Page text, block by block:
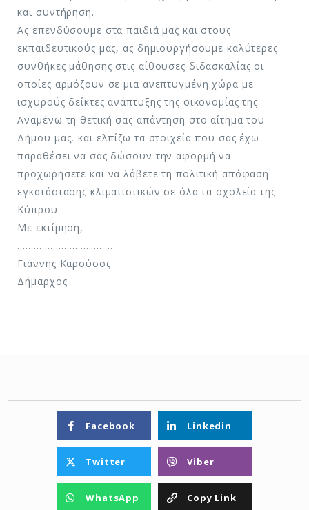
και συντήρηση.
Ας επενδύσουμε στα παιδιά μας και στους
εκπαιδευτικούς μας, ας δημιουργήσουμε καλύτερες
συνθήκες μάθησης στις αίθουσες διδασκαλίας οι
οποίες αρμόζουν σε μια ανεπτυγμένη χώρα με
ισχυρούς δείκτες ανάπτυξης της οικονομίας της
Αναμένω τη θετική σας απάντηση στο αίτημα του
Δήμου μας, και ελπίζω τα στοιχεία που σας έχω
παραθέσει να σας δώσουν την αφορμή να
προχωρήσετε και να λάβετε τη πολιτική απόφαση
εγκατάστασης κλιματιστικών σε όλα τα σχολεία της
Κύπρου.
Με εκτίμηση,
………………………………
Γιάννης Καρούσος
Δήμαρχος
Facebook Linkedin
Twitter Viber
WhatsApp Copy Link